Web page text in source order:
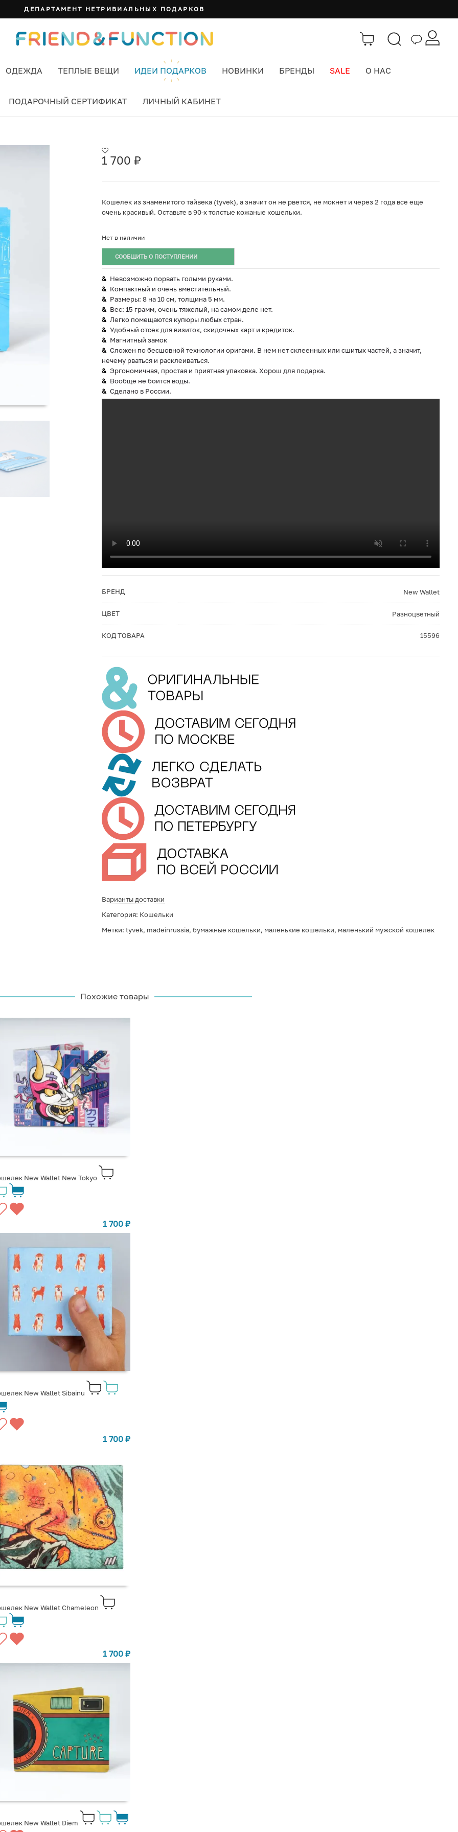
ДЕПАРТАМЕНТ НЕТРИВИАЛЬНЫХ ПОДАРКОВ
ОДЕЖДА ТЕПЛЫЕ ВЕЩИ ИДЕИ ПОДАРКОВ НОВИНКИ БРЕНДЫ SALE О НАС
ПОДАРОЧНЫЙ СЕРТИФИКАТ ЛИЧНЫЙ КАБИНЕТ
1 700 ₽
Кошелек из знаменитого тайвека (tyvek), а значит он не рвется, не мокнет и через 2 года все еще
очень красивый. Оставьте в 90-х толстые кожаные кошельки.
Нет в наличии
СООБЩИТЬ О ПОСТУПЛЕНИИ
Невозможно порвать голыми руками.
Компактный и очень вместительный.
Размеры: 8 на 10 см, толщина 5 мм.
Вес: 15 грамм, очень тяжелый, на самом деле нет.
Легко помещаются купюры любых стран.
Удобный отсек для визиток, скидочных карт и кредиток.
Магнитный замок
Сложен по бесшовной технологии оригами. В нем нет склеенных или сшитых частей, а значит,
нечему рваться и расклеиваться.
Эргономичная, простая и приятная упаковка. Хорош для подарка.
Вообще не боится воды.
Сделано в России.
БРЕНД New Wallet
ЦВЕТ Разноцветный
КОД ТОВАРА 15596
Варианты доставки
Категория: Кошельки
Метки: tyvek, madeinrussia, бумажные кошельки, маленькие кошельки, маленький мужской кошелек
Похожие товары
New Wallet New Tokyo
1 700₽
New Wallet Sibainu
1 700₽
New Wallet Chameleon
1 700₽
New Wallet Diem